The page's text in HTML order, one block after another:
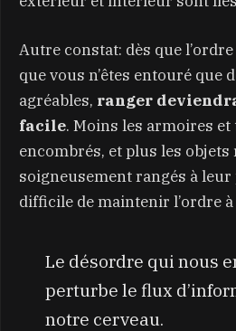
Autre constat: dès que
que vous n’êtes entouré que
agréables, ranger
facile. Moins les armoires
encombrés, et plus les
soigneusement rangés à
difficile de maintenir l’ordre
Le désordre qui nous
perturbe le flux
notre cerveau.